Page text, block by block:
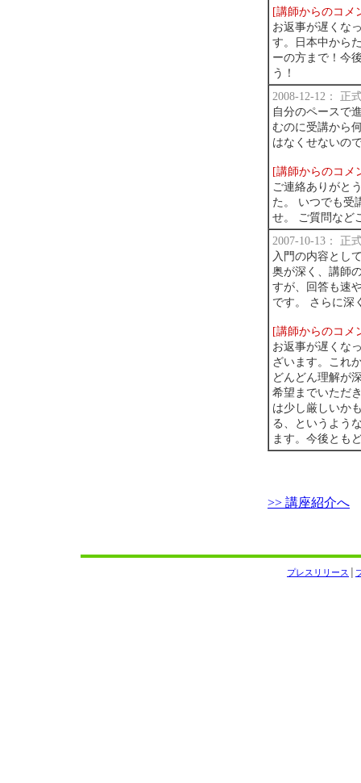
[講師からのコメ
お返事が遅くな
す。日本中から
ーの方まで！今
う！
2008-12-12： 正
自分のペースで
むのに受講から
はなくせないの
[講師からのコメ
ご連絡ありがと
た。 いつでも受
せ。 ご質問など
2007-10-13： 正
入門の内容とし
奥が深く、講師
すが、回答も速
です。 さらに深
[講師からのコメ
お返事が遅くな
ざいます。これ
どんどん理解が
希望までいただ
は少し厳しいか
る、というよう
ます。今後とも
>> 講座紹介へ
プレスリリース